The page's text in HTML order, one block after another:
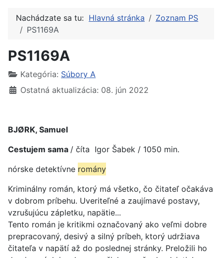
Nachádzate sa tu: Hlavná stránka
Zoznam PS
PS1169A
PS1169A
Kategória: Súbory A
Ostatná aktualizácia: 08. jún 2022
BJØRK, Samuel
Cestujem sama / číta Igor Šabek / 1050 min.
nórske detektívne romány
Kriminálny román, ktorý má všetko, čo čitateľ očakáva
v dobrom príbehu. Uveriteľné a zaujímavé postavy,
vzrušujúcu zápletku, napätie...
Tento román je kritikmi označovaný ako veľmi dobre
prepracovaný, desivý a silný príbeh, ktorý udržiava
čitateľa v napätí až do poslednej stránky. Preložili ho